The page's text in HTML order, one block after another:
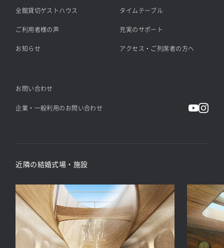
全館貸切ゲストハウス タイムテーブル
ご利用者様の声 充実のサポート
お知らせ アクセス・ご列席者の方へ
お問い合わせ
企業・一般利用のお問い合わせ
近隣の結婚式場・施設